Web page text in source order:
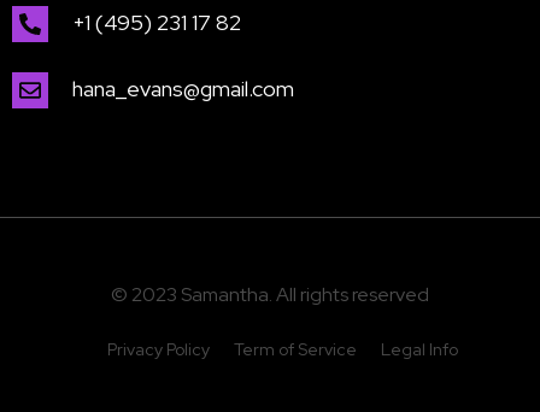
+1 (495) 231 17 82
hana_evans@gmail.com
© 2023 Samantha. All rights reserved
Privacy Policy Term of Service Legal Info